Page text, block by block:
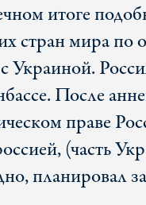
итоге
стран мира по
Украиной.
После
праве
(часть
планировал